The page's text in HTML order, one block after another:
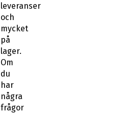
leveranser
och
mycket
på
lager.
Om
du
har
några
frågor